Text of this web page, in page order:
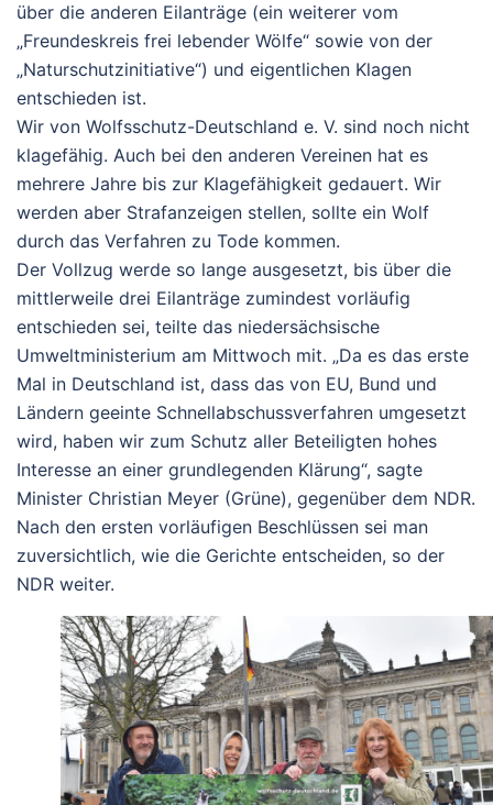
über die anderen Eilanträge (ein weiterer vom
„Freundeskreis frei lebender Wölfe“ sowie von der
„Naturschutzinitiative“) und eigentlichen Klagen
entschieden ist.
Wir von Wolfsschutz-Deutschland e. V. sind noch nicht
klagefähig. Auch bei den anderen Vereinen hat es
mehrere Jahre bis zur Klagefähigkeit gedauert. Wir
werden aber Strafanzeigen stellen, sollte ein Wolf
durch das Verfahren zu Tode kommen.
Der Vollzug werde so lange ausgesetzt, bis über die
mittlerweile drei Eilanträge zumindest vorläufig
entschieden sei, teilte das niedersächsische
Umweltministerium am Mittwoch mit. „Da es das erste
Mal in Deutschland ist, dass das von EU, Bund und
Ländern geeinte Schnellabschussverfahren umgesetzt
wird, haben wir zum Schutz aller Beteiligten hohes
Interesse an einer grundlegenden Klärung“, sagte
Minister Christian Meyer (Grüne), gegenüber dem NDR.
Nach den ersten vorläufigen Beschlüssen sei man
zuversichtlich, wie die Gerichte entscheiden, so der
NDR weiter.